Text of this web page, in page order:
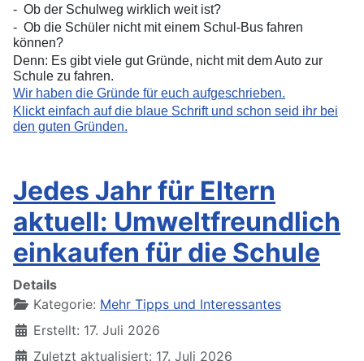
- Ob der Schulweg wirklich weit ist?
- Ob die Schüler nicht mit einem Schul-Bus fahren
können?
Denn: Es gibt viele gut Gründe, nicht mit dem Auto zur
Schule zu fahren.
Wir haben die Gründe für euch aufgeschrieben.
Klickt einfach auf die blaue Schrift und schon seid ihr bei
den guten Gründen.
Jedes Jahr für Eltern
aktuell: Umweltfreundlich
einkaufen für die Schule
Details
Kategorie: Mehr Tipps und Interessantes
Erstellt: 17. Juli 2026
Zuletzt aktualisiert: 17. Juli 2026